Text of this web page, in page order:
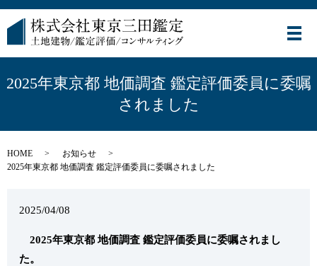
メ
2025年東京都 地価調査 鑑定評価委員に委嘱
されました
HOME
お知らせ
2025年東京都 地価調査 鑑定評価委員に委嘱されました
2025/04/08
2025年東京都 地価調査 鑑定評価委員に委嘱されまし
た。